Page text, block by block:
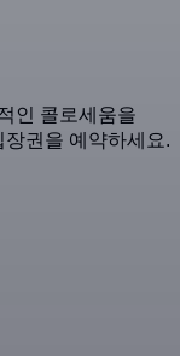
인 콜로세움을
권을 예약하세요.